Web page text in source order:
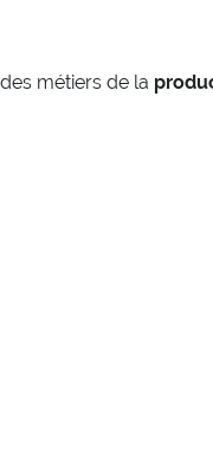
métiers de la